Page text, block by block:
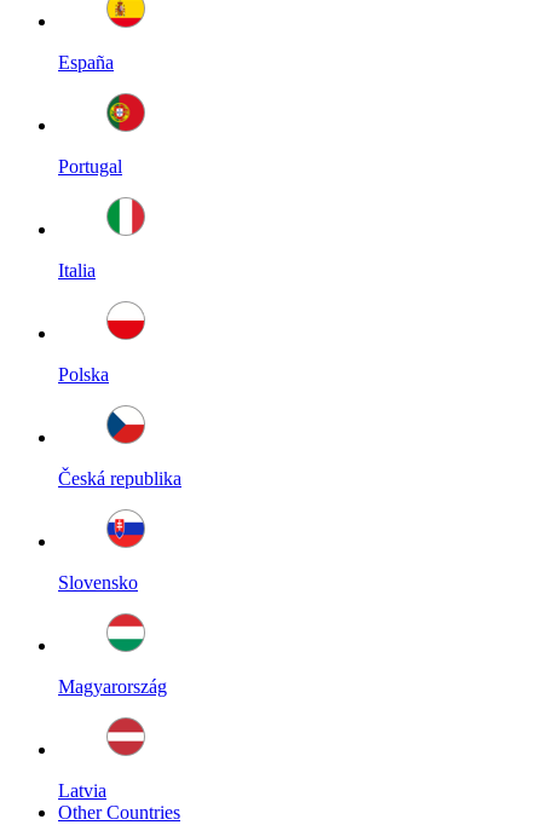
España
Portugal
Italia
Polska
Česká republika
Slovensko
Magyarország
Latvia
Other Countries